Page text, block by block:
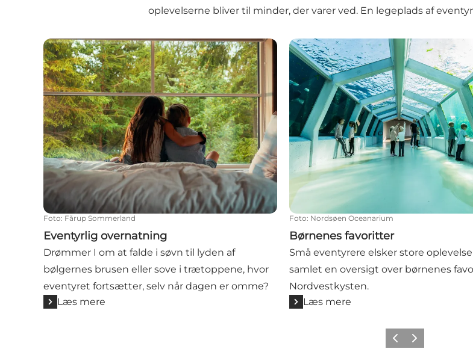
oplevelserne bliver til minder, der varer ved. En legeplads af
Eventyrlig overnatning
Foto: Fårup Sommerland
Eventyrlig overnatning
Drømmer I om at falde i søvn til lyden af
bølgernes brusen eller sove i trætoppene, hvor
eventyret fortsætter, selv når dagen er omme?
Læs mere
Børnenes favoritter
Foto: Nordsøen Oceanarium
Børnenes favoritter
Små eventyrere elsker store
samlet en oversigt over børnenes
Nordvestkysten.
Læs mere
ForrigeNæste